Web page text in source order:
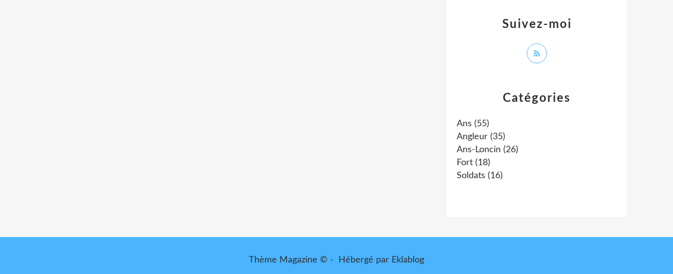
Catégories
Ans (55)
Angleur (35)
Ans-Loncin (26)
Fort (18)
Soldats (16)
Suivez-moi
Thème Magazine © - Hébergé par Eklablog